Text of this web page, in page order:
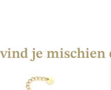
je mischien